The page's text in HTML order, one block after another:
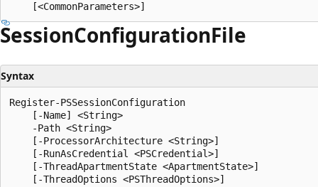
SessionConfigurationFile
Syntax
Register-PSSessionConfiguration
    [-Name] <String>
    -Path <String>
    [-ProcessorArchitecture <String>]
    [-RunAsCredential <PSCredential>]
    [-ThreadApartmentState <ApartmentState>]
    [-ThreadOptions <PSThreadOptions>]